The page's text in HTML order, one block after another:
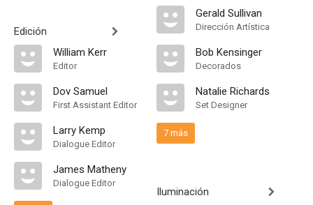
Edición
William Kerr
Editor
Dov Samuel
First Assistant Editor
Larry Kemp
Dialogue Editor
James Matheny
Dialogue Editor
Gerald Sullivan
Dirección Artística
Bob Kensinger
Decorados
Natalie Richards
Set Designer
7 más
Iluminación